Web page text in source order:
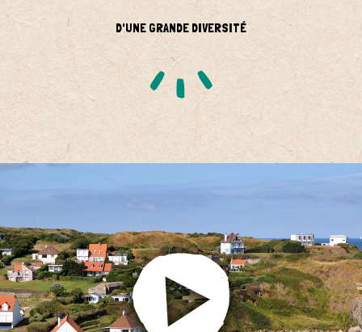
D'UNE GRANDE DIVERSITÉ